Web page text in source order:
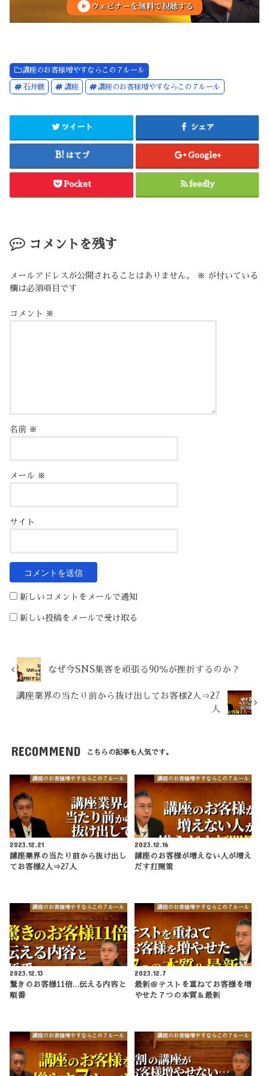
講座のお客様増やすならこの７ルール
石井徹 講座 講座のお客様増やすならこの７ルール
ツイート シェア
はてブ Google+
Pocket feedly
コメントを残す
メールアドレスが公開されることはありません。 ※ が付いている
欄は必須項目です
コメント ※
名前 ※
メール ※
サイト
新しいコメントをメールで通知
新しい投稿をメールで受け取る
なぜ今SNS集客を頑張る90％が挫折するのか？
講座業界の当たり前から抜け出してお客様2人⇒27
人
RECOMMEND こちらの記事も人気です。
講座のお客様増やすならこの７ルール
2023.12.21
講座業界の当たり前から抜け出し
てお客様2人⇒27人
講座のお客様増やすならこの７ルール
2023.12.16
講座のお客様が増えない人が増え
だす打開策
講座のお客様増やすならこの７ルール
2023.12.13
驚きのお客様11倍…伝える内容と
順番
講座のお客様増やすならこの７ルール
2023.12.7
最新＠テストを重ねてお客様を増
やせた７つの本質＆最新
講座のお客様増やすならこの７ルール 講座のお客様増やすならこの７ルール